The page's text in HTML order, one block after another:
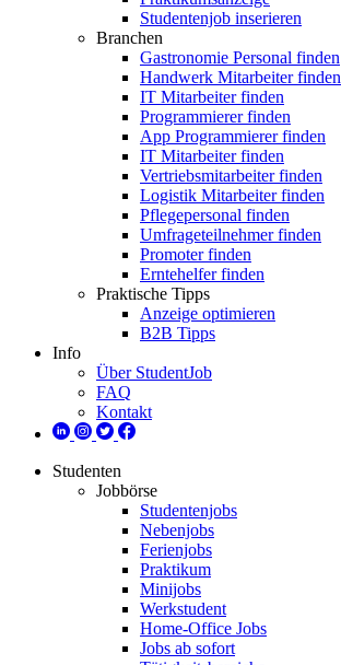
Studentenjob inserieren
Branchen
Gastronomie Personal finden
Handwerk Mitarbeiter finden
IT Mitarbeiter finden
Programmierer finden
App Programmierer finden
IT Mitarbeiter finden
Vertriebsmitarbeiter finden
Logistik Mitarbeiter finden
Pflegepersonal finden
Umfrageteilnehmer finden
Promoter finden
Erntehelfer finden
Praktische Tipps
Anzeige optimieren
B2B Tipps
Info
Über StudentJob
FAQ
Kontakt
Studenten
Jobbörse
Studentenjobs
Nebenjobs
Ferienjobs
Praktikum
Minijobs
Werkstudent
Home-Office Jobs
Jobs ab sofort